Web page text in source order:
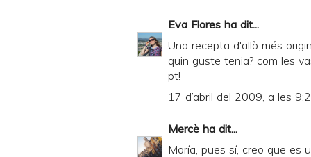
Eva Flores ha dit...
Una recepta d'allò més
quin guste tenia? com les
pt!
17 d’abril del 2009, a les
Mercè ha dit...
María, pues sí, creo que es